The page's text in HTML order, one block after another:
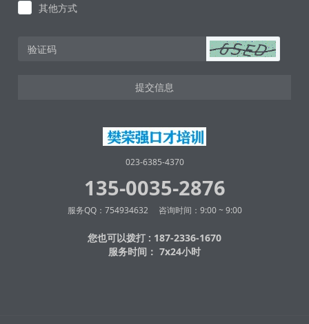
其他方式
提交信息
023-6385-4370
135-0035-2876
服务QQ：754934632 咨询时间：9:00 ~ 9:00
您也可以拨打 : 187-2336-1670
服务时间： 7x24小时